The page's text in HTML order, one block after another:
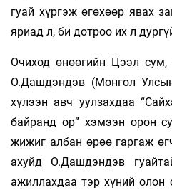
гуай хүргэж өгөхөөр явах
яриад л, би дотроо их л
Очиход өнөөгийн Цээл
О.Дашдэндэв (Монгол
хүлээн авч уулзахдаа
байранд ор” хэмээн орон
жижиг албан өрөө гаргаж
ахуйд О.Дашдэндэв
ажиллахдаа тэр хүний